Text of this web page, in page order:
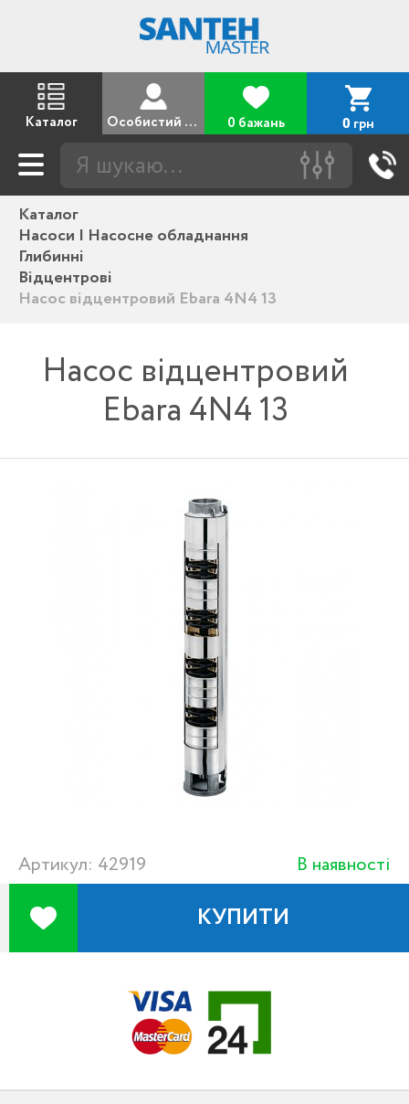
Каталог Особистий кабінет 0 бажань 0 грн
Каталог
Насоси | Насосне обладнання
Глибинні
Відцентрові
Насос відцентровий Ebara 4N4 13
Насос відцентровий
Ebara 4N4 13
Артикул: 42919 В наявності
КУПИТИ